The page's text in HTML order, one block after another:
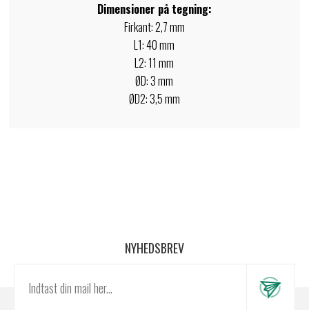
Dimensioner på tegning:
Firkant: 2,7 mm
L1: 40 mm
L2: 11 mm
ØD: 3 mm
ØD2: 3,5 mm
NYHEDSBREV